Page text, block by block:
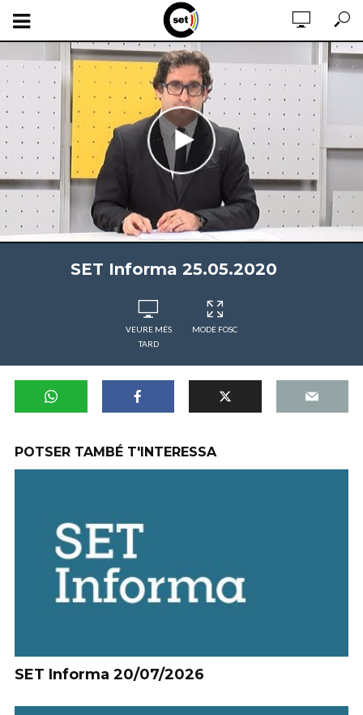
SET Informa 25.05.2020
VEURE MÉS
TARD
MODE FOSC
POTSER TAMBÉ T'INTERESSA
SET Informa 20/07/2026